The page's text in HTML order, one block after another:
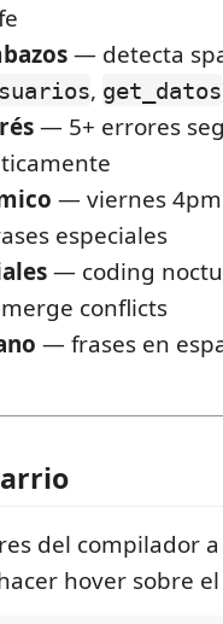
— detecta
, get_datos
— 5+ errores
— viernes
especiales
— coding
conflicts
— frases en
del compilador
hover sobre